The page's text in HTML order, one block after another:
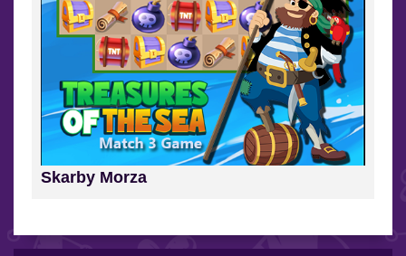
Skarby Morza